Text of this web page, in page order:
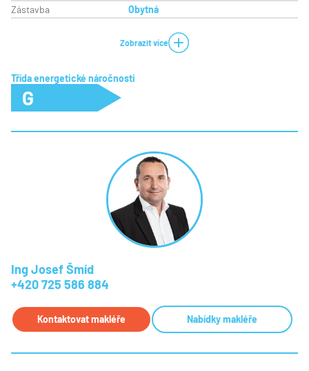
Zástavba
Obytná
Zobrazit více
Třída energetické náročnosti
G
Ing Josef Šmíd
+420 725 586 884
Kontaktovat makléře Nabídky makléře